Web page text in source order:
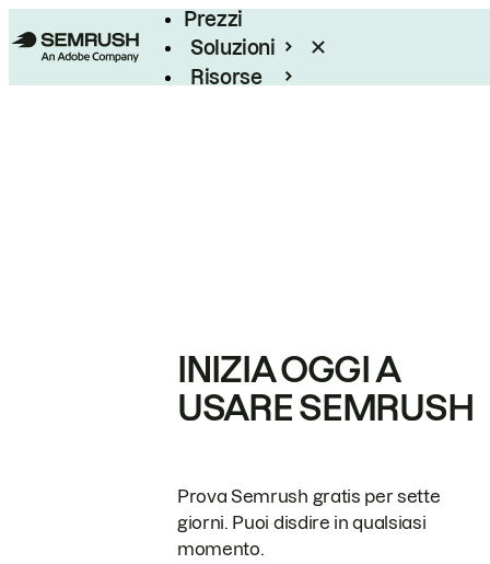
Prezzi
Soluzioni
Risorse
INIZIA OGGI A
USARE SEMRUSH
Prova Semrush gratis per sette
giorni. Puoi disdire in qualsiasi
momento.